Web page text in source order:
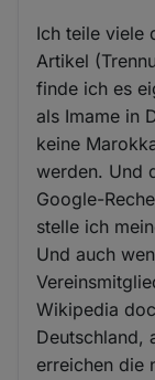
Ich teile viele
Artikel
finde ich es
als Imame in
keine
werden. Und
Google-
stelle ich
Und auch
Wikipedia
Deutschland,
erreichen die